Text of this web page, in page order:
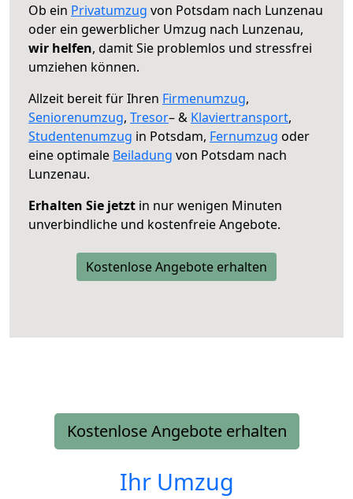
Ob ein Privatumzug von Potsdam nach Lunzenau
oder ein gewerblicher Umzug nach Lunzenau,
wir helfen, damit Sie problemlos und stressfrei
umziehen können.
Allzeit bereit für Ihren Firmenumzug,
Seniorenumzug, Tresor– & Klaviertransport,
Studentenumzug in Potsdam, Fernumzug oder
eine optimale Beiladung von Potsdam nach
Lunzenau.
Erhalten Sie jetzt in nur wenigen Minuten
unverbindliche und kostenfreie Angebote.
Kostenlose Angebote erhalten
Kostenlose Angebote erhalten
Ihr Umzug